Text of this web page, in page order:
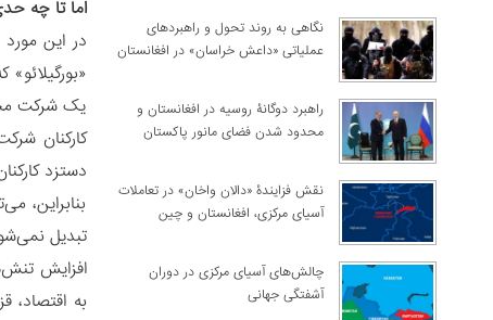
اما تا چه
در این
یک شرکت
کارکنان
دستزد کارکنان شرکت‌های نفتی حدود 2
بنابراین،
تبدیل
افزایش
به
نگاهی به روند تحول و راهبردهای
عملیاتی «داعش خراسان» در افغانستان
راهبرد دوگانۀ روسیه در افغانستان و
محدود شدن فضای مانور پاکستان
نقش فزایندۀ «دالان واخان» در تعاملات
آسیای مرکزی، افغانستان و چین
چالش‌های آسیای مرکزی در دوران
آشفتگی جهانی